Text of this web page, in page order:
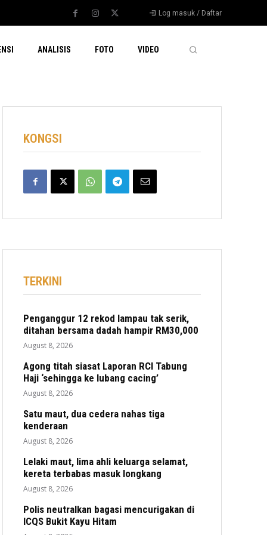
Log masuk / Daftar
ANALISIS FOTO VIDEO
KONGSI
TERKINI
Penganggur 12 rekod lampau tak serik,
ditahan bersama dadah hampir RM30,000
August 8, 2026
Agong titah siasat Laporan RCI Tabung
Haji ‘sehingga ke lubang cacing’
August 8, 2026
Satu maut, dua cedera nahas tiga
kenderaan
August 8, 2026
Lelaki maut, lima ahli keluarga selamat,
kereta terbabas masuk longkang
August 8, 2026
Polis neutralkan bagasi mencurigakan di
ICQS Bukit Kayu Hitam